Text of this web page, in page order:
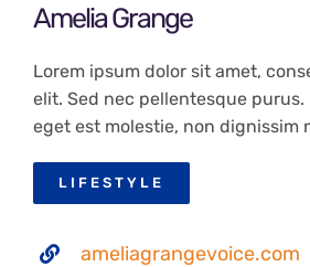
Amelia Grange
Lorem ipsum dolor sit amet,
elit. Sed nec pellentesque
eget est molestie, non dignissim
LIFESTYLE
ameliagrangevoice.com